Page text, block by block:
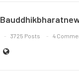
3725 Posts 4